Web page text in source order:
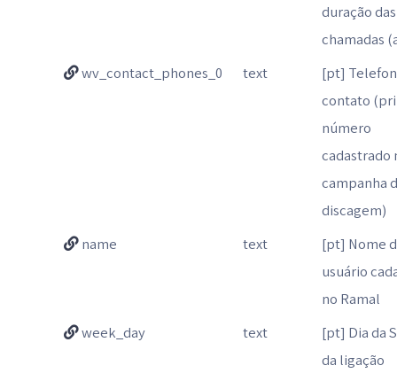
duração das
chamadas
wv_contact_phones_0
text
[pt]
contato
número
cadastrado
campanha
discagem)
name
text
[pt] Nome
usuário
no Ramal
week_day
text
[pt] Dia da
da ligação